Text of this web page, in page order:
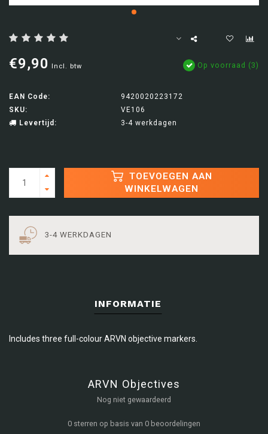
€9,90 Incl. btw Op voorraad (3)
EAN Code:
9420020223172
SKU:
VE106
Levertijd:
3-4 werkdagen
TOEVOEGEN AAN
WINKELWAGEN
3-4 WERKDAGEN
INFORMATIE
Includes three full-colour ARVN objective markers.
ARVN Objectives
Nog niet gewaardeerd
0 sterren op basis van 0 beoordelingen